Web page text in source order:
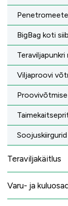
BigBag koti
Viljaproovi
Soojuskiirgurid
Teraviljakäitlus
Varu- ja